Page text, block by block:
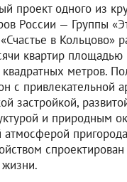
проект одного из
России — Группы
в Кольцово»
квартир площадью
квадратных метров.
с привлекательной
застройкой,
и природным
атмосферой